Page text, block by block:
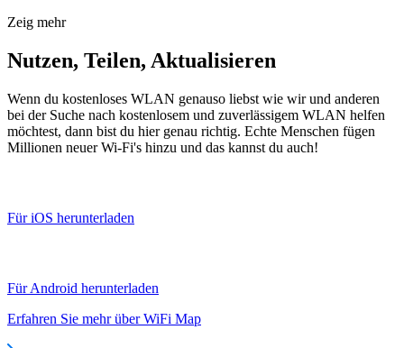
Zeig mehr
Nutzen, Teilen, Aktualisieren
Wenn du kostenloses WLAN genauso liebst wie wir und anderen
bei der Suche nach kostenlosem und zuverlässigem WLAN helfen
möchtest, dann bist du hier genau richtig. Echte Menschen fügen
Millionen neuer Wi-Fi's hinzu und das kannst du auch!
Für iOS herunterladen
Für Android herunterladen
Erfahren Sie mehr über WiFi Map